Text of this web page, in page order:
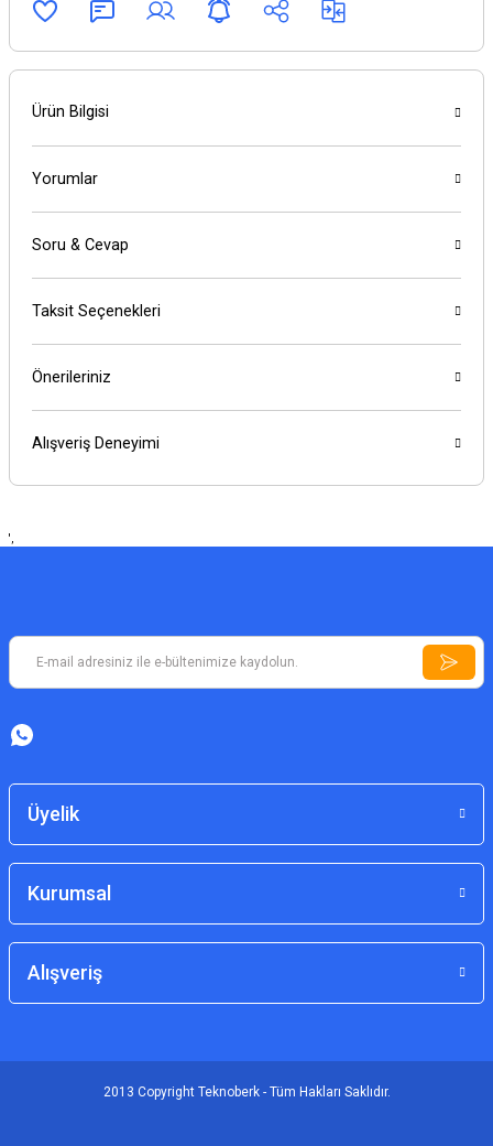
Ürün Bilgisi
Yorumlar
Soru & Cevap
Taksit Seçenekleri
Önerileriniz
Alışveriş Deneyimi
',
Üyelik
Kurumsal
Alışveriş
2013 Copyright Teknoberk - Tüm Hakları Saklıdır.